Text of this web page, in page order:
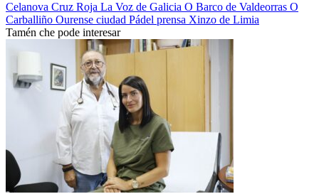
Celanova Cruz Roja La Voz de Galicia O Barco de Valdeorras O
Carballiño Ourense ciudad Pádel prensa Xinzo de Limia
Tamén che pode interesar